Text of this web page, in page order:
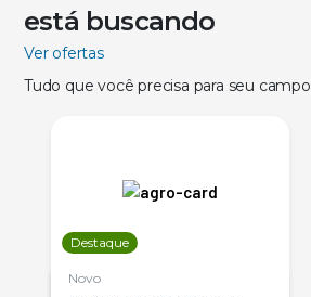
está buscando
Ver ofertas
Tudo que você precisa para seu campo
Destaque
Novo